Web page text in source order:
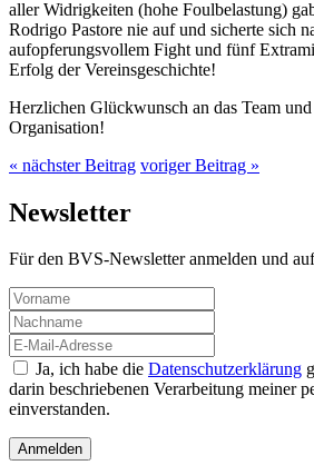
aller Widrigkeiten (hohe Foulbelastung)
Rodrigo Pastore nie auf und sicherte sich
aufopferungsvollem Fight und fünf
Erfolg der Vereinsgeschichte!
Herzlichen Glückwunsch an das Team
Organisation!
« nächster Beitrag voriger Beitrag »
Newsletter
Für den BVS-Newsletter anmelden und
Ja, ich habe die Datenschutzerklärung
darin beschriebenen Verarbeitung meiner
einverstanden.